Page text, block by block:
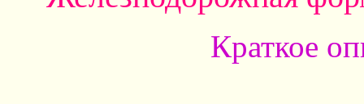
Краткое